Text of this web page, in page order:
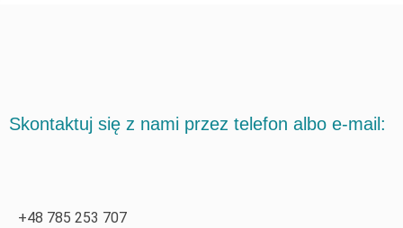
Skontaktuj się z nami przez telefon albo e-mail:
+48 785 253 707